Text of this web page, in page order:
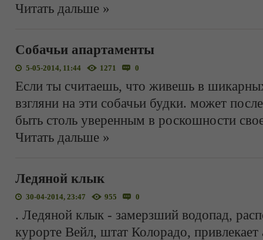
Читать дальше »
Собачьи апартаменты
5-05-2014, 11:44 1271 0
Если ты считаешь, что живешь в
взгляни на эти собачьи будки. может
быть столь уверенным в роскошности
Читать дальше »
Ледяной клык
30-04-2014, 23:47 955 0
. Ледяной клык - замерзший водопад,
курорте Вейл, штат Колорадо, привлекает